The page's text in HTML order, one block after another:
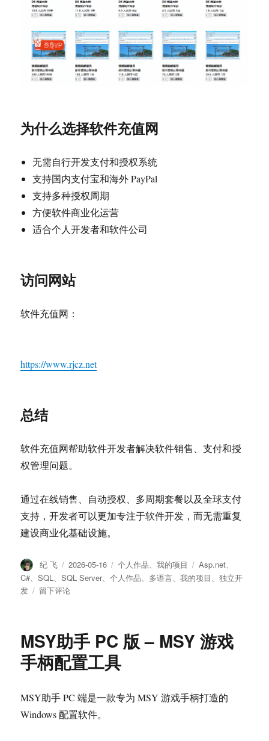
为什么选择软件充值网
无需自行开发支付和授权系统
支持国内支付宝和海外 PayPal
支持多种授权周期
方便软件商业化运营
适合个人开发者和软件公司
访问网站
软件充值网：
https://www.rjcz.net
总结
软件充值网帮助软件开发者解决软件销售、支付和授
权管理问题。
通过在线销售、自动授权、多周期套餐以及全球支付
支持，开发者可以更加专注于软件开发，而无需重复
建设商业化基础设施。
作
者
纪 飞
发
布
于
2026-05-16
分
类
个人作品、我的项目
标
签
Asp.net、
C#、SQL、SQL Server、个人作品、 多语言、我的项目、独立开
发
于
值
网
–
件
销
售
留下评论
MSY助手 PC 版 – MSY 游戏
手柄配置工具
MSY助手 PC 端是一款专为 MSY 游戏手柄打造的
Windows 配置软件。